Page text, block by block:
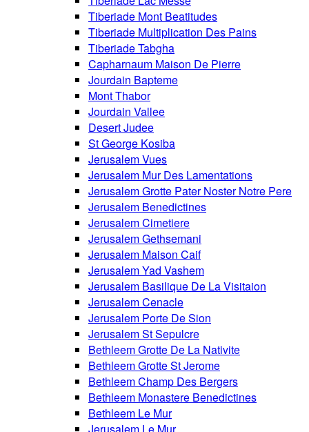
Tiberiade Mont Beatitudes
Tiberiade Multiplication Des Pains
Tiberiade Tabgha
Capharnaum Maison De Pierre
Jourdain Bapteme
Mont Thabor
Jourdain Vallee
Desert Judee
St George Kosiba
Jerusalem Vues
Jerusalem Mur Des Lamentations
Jerusalem Grotte Pater Noster Notre Pere
Jerusalem Benedictines
Jerusalem Cimetiere
Jerusalem Gethsemani
Jerusalem Maison Caif
Jerusalem Yad Vashem
Jerusalem Basilique De La Visitaion
Jerusalem Cenacle
Jerusalem Porte De Sion
Jerusalem St Sepulcre
Bethleem Grotte De La Nativite
Bethleem Grotte St Jerome
Bethleem Champ Des Bergers
Bethleem Monastere Benedictines
Bethleem Le Mur